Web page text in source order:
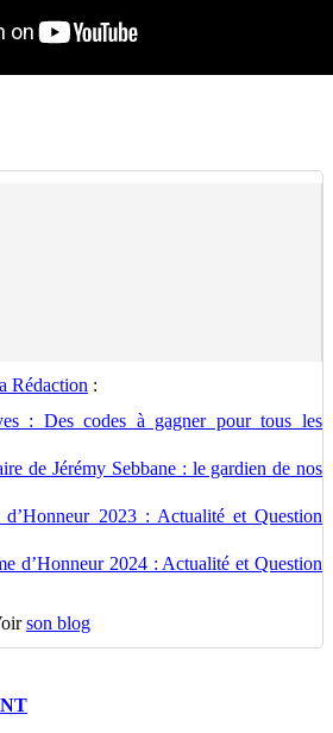
Rédaction :
: Des codes à gagner pour tous les
de Jérémy Sebbane : le gardien de nos
2023 : Actualité et Question
d’Honneur 2024 : Actualité et Question
son blog